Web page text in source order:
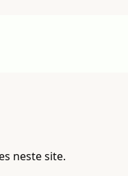
neste site.